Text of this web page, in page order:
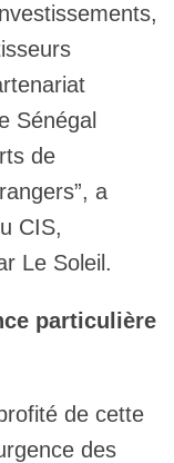
Sénégal
de
a
CIS,
Le Soleil.
particulière
de cette
des